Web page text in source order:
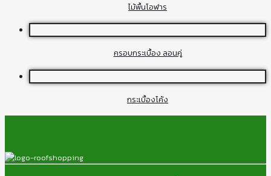
ไม้พื้นโอฬาร
ครอบกระเบื้อง ลอนคู่
กระเบื้องโค้ง